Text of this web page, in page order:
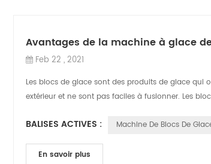
Avantages de la machine à glace
Feb 22 , 2021
Les blocs de glace sont des produits de glace qui
extérieur et ne sont pas faciles à fusionner. Les
BALISES ACTIVES : Machine De Blocs De
En savoir plus